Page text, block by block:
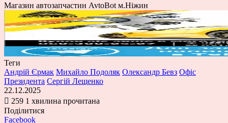
Магазин автозапчастин AvtoBot м.Ніжин
Теги
Андрій Єрмак Михайло Подоляк Олександр Бевз Офіс
Президента Сергій Лещенко
22.12.2025
259 1 хвилина прочитана
Поділитися
Facebook